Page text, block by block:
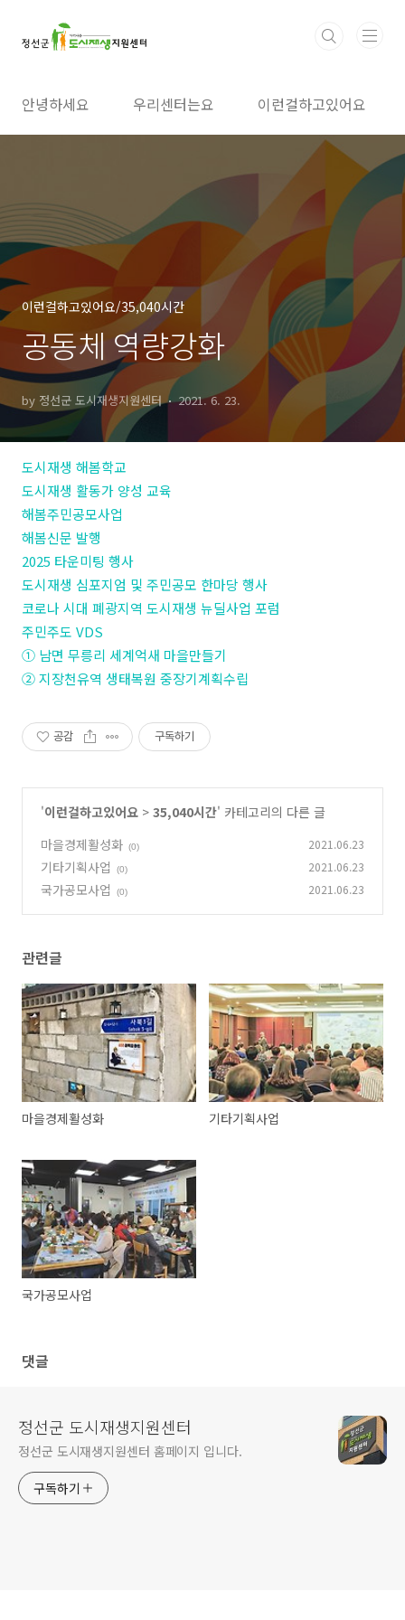
안녕하세요 우리센터는요 이런걸하고있어요
이런걸하고있어요/35,040시간
공동체 역량강화
by 정선군 도시재생지원센터 2021. 6. 23.
도시재생 해봄학교
도시재생 활동가 양성 교육
해봄주민공모사업
해봄신문 발행
2025 타운미팅 행사
도시재생 심포지엄 및 주민공모 한마당 행사
코로나 시대 폐광지역 도시재생 뉴딜사업 포럼
주민주도 VDS
① 남면 무릉리 세계억새 마을만들기
② 지장천유역 생태복원 중장기계획수립
공감 구독하기
'이런걸하고있어요 > 35,040시간' 카테고리의 다른 글
마을경제활성화 (0) 2021.06.23
기타기획사업 (0) 2021.06.23
국가공모사업 (0) 2021.06.23
관련글
마을경제활성화 기타기획사업
국가공모사업
댓글
정선군 도시재생지원센터
정선군 도시재생지원센터 홈페이지 입니다.
구독하기